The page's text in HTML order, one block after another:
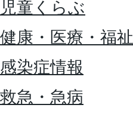
児童くらぶ
健康・医療・福祉
感染症情報
救急・急病